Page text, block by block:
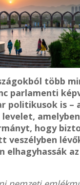
több
parlamenti
politikusok is –
hogy
veszélyben
elhagyhassák